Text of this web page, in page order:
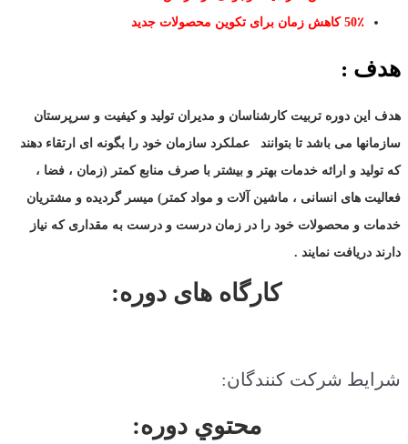
50٪ کاهش زمان برای تکوین محصولات جدید
هدف :
هدف این دوره تربیت کارشناسان و مدیران تولید و کیفیت و سرپرستان
سازمانها می باشد تا بتوانند
عملکرد سازمان خود را بگونه ای ارتقاء دهند
که تولید و ارائه خدمات بهتر و بیشتر با صرف منابع کمتر (زمان ، فضا ،
فعالیت های انسانی ، ماشین آلات و مواد کمتر) میسر گردیده و مشتریان
خدمات و محصولات خود را در زمان درست و درست به مقداری که نیاز
دارند دریافت نمایند .
کارگاه های دوره:
شرايط شرکت کنندگان:
محتوي دوره: